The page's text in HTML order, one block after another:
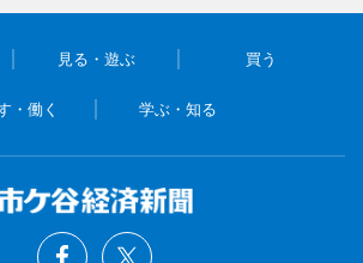
見る・遊ぶ 買う
・働く 学ぶ・知る